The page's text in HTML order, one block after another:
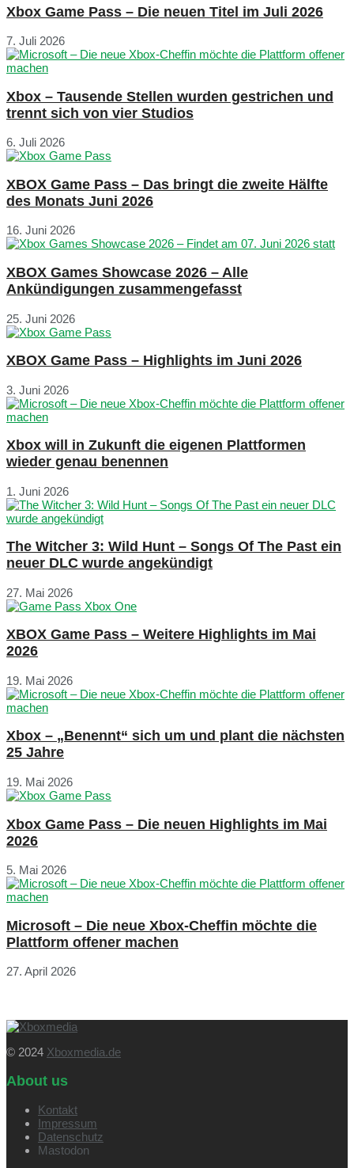
Xbox Game Pass – Die neuen Titel im Juli 2026
7. Juli 2026
Xbox – Tausende Stellen wurden gestrichen und
trennt sich von vier Studios
6. Juli 2026
XBOX Game Pass – Das bringt die zweite Hälfte
des Monats Juni 2026
16. Juni 2026
XBOX Games Showcase 2026 – Alle
Ankündigungen zusammengefasst
25. Juni 2026
XBOX Game Pass – Highlights im Juni 2026
3. Juni 2026
Xbox will in Zukunft die eigenen Plattformen
wieder genau benennen
1. Juni 2026
The Witcher 3: Wild Hunt – Songs Of The Past ein
neuer DLC wurde angekündigt
27. Mai 2026
XBOX Game Pass – Weitere Highlights im Mai
2026
19. Mai 2026
Xbox – „Benennt“ sich um und plant die nächsten
25 Jahre
19. Mai 2026
Xbox Game Pass – Die neuen Highlights im Mai
2026
5. Mai 2026
Microsoft – Die neue Xbox-Cheffin möchte die
Plattform offener machen
27. April 2026
© 2024 Xboxmedia.de
About us
Kontakt
Impressum
Datenschutz
Mastodon